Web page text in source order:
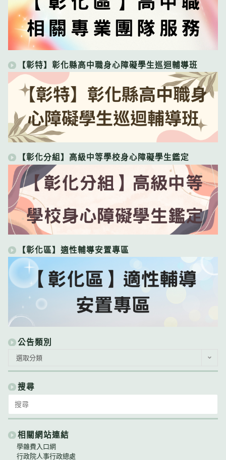
【彰特】彰化縣高中職身心障礙學生巡迴輔導班
【彰化分組】高級中等學校身心障礙學生鑑定
【彰化區】適性輔導安置專區
公告類別
類
別
選取分類
搜尋
for:
相關網站連結
學雜費入口網
行政院人事行政總處